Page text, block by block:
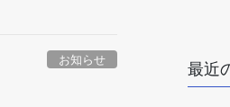
お知らせ 最近